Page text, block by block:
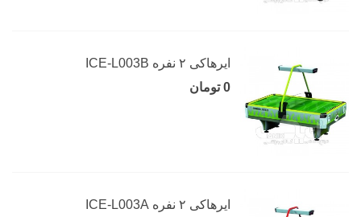
ایرهاکی ۲ نفره ICE-L003B
0 تومان
ایرهاکی ۲ نفره ICE-L003A